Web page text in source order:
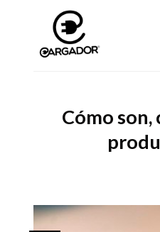
Cómo